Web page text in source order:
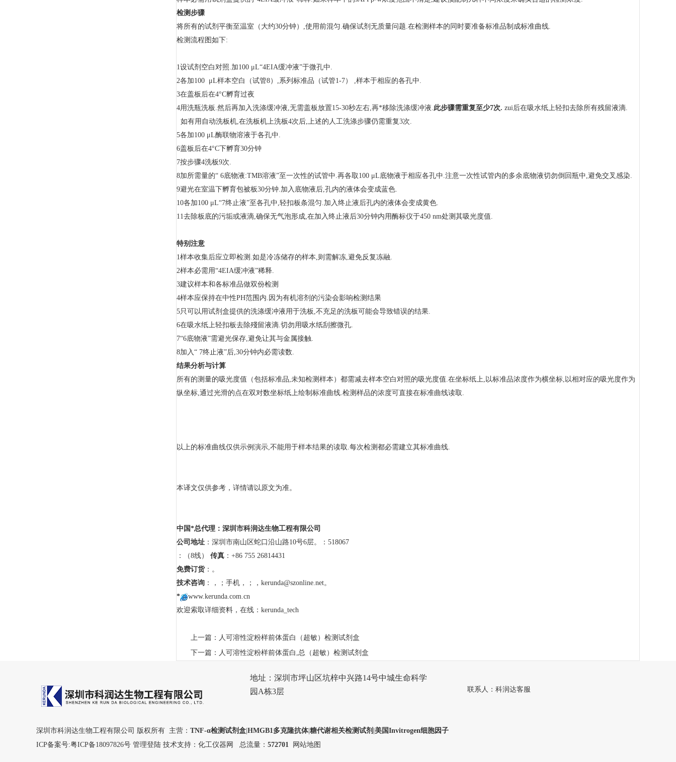
检测步骤
将所有的试剂平衡至温室（大约30分钟）,使用前混匀.确保试剂无质量问题.在检测样本的同时要准备标准品制成标准曲线.
检测流程图如下:
1设试剂空白对照.加100 μL“4EIA缓冲液”于微孔中.
2各加100 μL样本空白（试管8）,系列标准品（试管1-7） ,样本于相应的各孔中.
3在盖板后在4°C孵育过夜
4用洗瓶洗板.然后再加入洗涤缓冲液,无需盖板放置15-30秒左右,再*移除洗涤缓冲液.此步骤需重复至少7次. zui后在吸水纸上轻扣去除所有残留液滴.
如有用自动洗板机,在洗板机上洗板4次后,上述的人工洗涤步骤仍需重复3次.
5各加100 μL酶联物溶液于各孔中.
6盖板后在4°C下孵育30分钟
7按步骤4洗板9次.
8加所需量的“ 6底物液:TMB溶液”至一次性的试管中.再各取100 μL底物液于相应各孔中.注意一次性试管内的多余底物液切勿倒回瓶中,避免交叉感染.
9避光在室温下孵育包被板30分钟.加入底物液后,孔内的液体会变成蓝色.
10各加100 μL“7终止液”至各孔中,轻扣板条混匀.加入终止液后孔内的液体会变成黄色.
11去除板底的污垢或液滴,确保无气泡形成,在加入终止液后30分钟内用酶标仪于450 nm处测其吸光度值.
特别注意
1样本收集后应立即检测.如是冷冻储存的样本,则需解冻,避免反复冻融.
2样本必需用“4EIA缓冲液”稀释.
3建议样本和各标准品做双份检测
4样本应保持在中性PH范围内.因为有机溶剂的污染会影响检测结果
5只可以用试剂盒提供的洗涤缓冲液用于洗板,不充足的洗板可能会导致错误的结果.
6在吸水纸上轻扣板去除殘留液滴.切勿用吸水纸刮擦微孔.
7“6底物液”需避光保存,避免让其与金属接触.
8加入“ 7终止液”后,30分钟内必需读数.
结果分析与计算
所有的测量的吸光度值（包括标准品,未知检测样本）都需减去样本空白对照的吸光度值.在坐标纸上,以标准品浓度作为横坐标,以相对应的吸光度作为
纵坐标,通过光滑的点在双对数坐标纸上绘制标准曲线.检测样品的浓度可直接在标准曲线读取.
以上的标准曲线仅供示例演示,不能用于样本结果的读取.每次检测都必需建立其标准曲线.
本译文仅供参考，详情请以原文为准。
中国*总代理：深圳市科润达生物工程有限公司
公司地址 ：深圳市南山区蛇口沿山路10号6层。
：518067
：（8线）
传真 ：+86 755 26814431
免费订货：。
技术咨询 ：，；手机，；， kerunda@szonline.net。
*
www.kerunda.com.cn
欢迎索取详细资料，在线：kerunda_tech
上一篇： 人可溶性淀粉样前体蛋白（超敏）检测试剂盒
下一篇： 人可溶性淀粉样前体蛋白,总（超敏）检测试剂盒
地址：深圳市坪山区坑梓中兴路14号中城生命科学
园A栋3层
联系人：科润达客服
深圳市科润达生物工程有限公司 版权所有 主营： TNF-α检测试剂盒 HMGB1多克隆抗体|糖代谢相关检测试剂 美国Invitrogen细胞因子
ICP备案号:粤ICP备18097826号 管理登陆 技术支持： 化工仪器网 总流量： 572701 网站地图